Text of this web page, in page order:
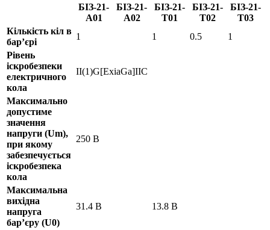
БІЗ-21-
А01
БІЗ-21-
А02
БІЗ-21-
Т01
БІЗ-21-
Т02
БІЗ-21-
Т03
Кількість кіл в
бар’єрі
1 1 0.5
1
Рівень
іскробезпеки
електричного
кола
II(1)G[ExiaGa]IIC
Максимально
допустиме
значення
напруги (Um),
при якому
забезпечується
іскробезпека
кола
250 В
Максимальна
вихідна
напруга
бар’єру (U0)
31.4 В 13.8 В